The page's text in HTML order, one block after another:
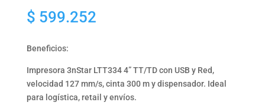
$ 599.252
Beneficios:
Impresora 3nStar LTT334 4” TT/TD con USB y Red,
velocidad 127 mm/s, cinta 300 m y dispensador. Ideal
para logística, retail y envíos.